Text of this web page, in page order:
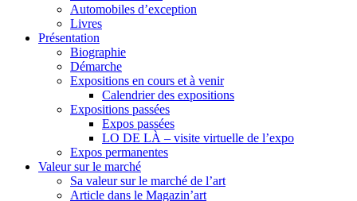
Automobiles d’exception
Livres
Présentation
Biographie
Démarche
Expositions en cours et à venir
Calendrier des expositions
Expositions passées
Expos passées
LO DE LÀ – visite virtuelle de l’expo
Expos permanentes
Valeur sur le marché
Sa valeur sur le marché de l’art
Article dans le Magazin’art